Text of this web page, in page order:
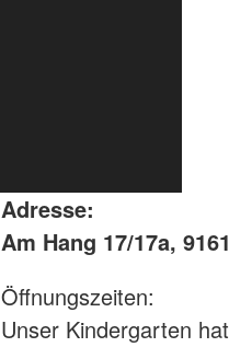
Adresse:
Am Hang 17/17a,
Öffnungszeiten:
Unser Kindergarten